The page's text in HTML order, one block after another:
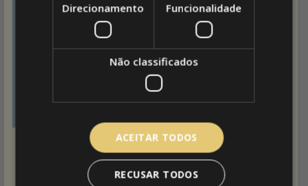
Direcionamento Funcionalidade
Não classificados
ACEITAR TODOS
RECUSAR TODOS